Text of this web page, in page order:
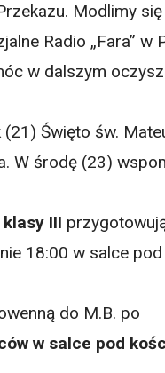
Modlimy
Radio „Fara” w
w dalszym
Święto św.
W środę (23)
III
18:00 w salce pod
do M.B. po
w salce pod